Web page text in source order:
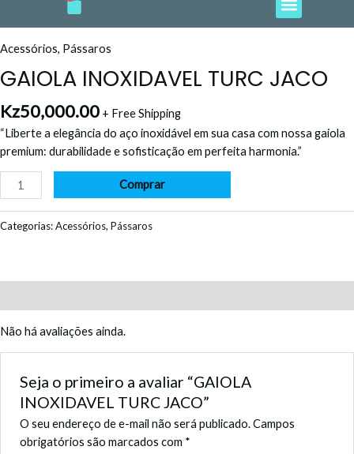
para
o
o
g
k
b
a
Acessórios, Pássaros
GAIOLA INOXIDAVEL TURC JACO
Kz50,000.00 + Free Shipping
“Liberte a elegância do aço inoxidável em sua casa com nossa gaiola
premium: durabilidade e sofisticação em perfeita harmonia.”
INOXIDAVEL
TURC
JACO
Comprar
Categorias:Acessórios, Pássaros
Não há avaliações ainda.
Seja o primeiro a avaliar “GAIOLA
INOXIDAVEL TURC JACO”
O seu endereço de e-mail não será publicado.Campos
obrigatórios são marcados com *